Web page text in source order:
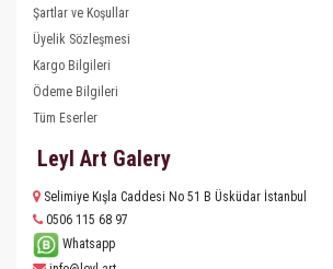
Şartlar ve Koşullar
Üyelik Sözleşmesi
Kargo Bilgileri
Ödeme Bilgileri
Tüm Eserler
Leyl Art Galery
Selimiye Kışla Caddesi No 51 B Üsküdar İstanbul
0506 115 68 97
Whatsapp